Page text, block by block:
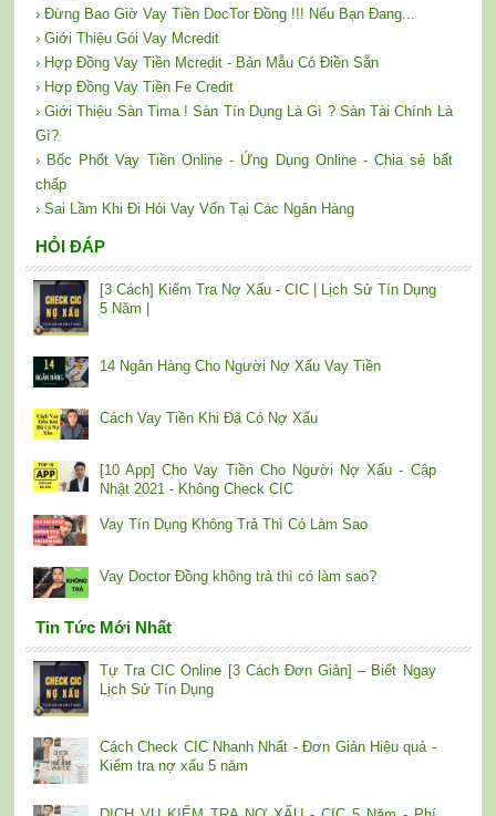
› Đừng Bao Giờ Vay Tiền DocTor Đồng !!! Nếu Bạn Đang...
› Giới Thiệu Gói Vay Mcredit
› Hợp Đồng Vay Tiền Mcredit - Bản Mẫu Có Điền Sẵn
› Hợp Đồng Vay Tiền Fe Credit
› Giới Thiệu Sàn Tima ! Sàn Tín Dụng Là Gì ? Sàn Tài Chính Là
Gì?
› Bốc Phốt Vay Tiền Online - Ứng Dụng Online - Chia sẻ bất
chấp
› Sai Lầm Khi Đi Hỏi Vay Vốn Tại Các Ngân Hàng
HỎI ĐÁP
[3 Cách] Kiểm Tra Nợ Xấu - CIC | Lịch Sử Tín Dụng
5 Năm |
14 Ngân Hàng Cho Người Nợ Xấu Vay Tiền
Cách Vay Tiền Khi Đã Có Nợ Xấu
[10 App] Cho Vay Tiền Cho Người Nợ Xấu - Cập
Nhật 2021 - Không Check CIC
Vay Tín Dụng Không Trả Thì Có Làm Sao
Vay Doctor Đồng không trả thì có làm sao?
Tin Tức Mới Nhất
Tự Tra CIC Online [3 Cách Đơn Giản] – Biết Ngay
Lịch Sử Tín Dụng
Cách Check CIC Nhanh Nhất - Đơn Giản Hiệu quả -
Kiểm tra nợ xấu 5 năm